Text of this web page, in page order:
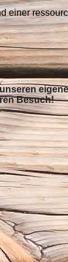
einer
Besuch!